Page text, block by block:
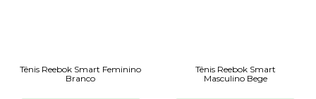
Tênis Reebok Smart Feminino
Branco
Tênis Reebok Smart
Masculino Bege